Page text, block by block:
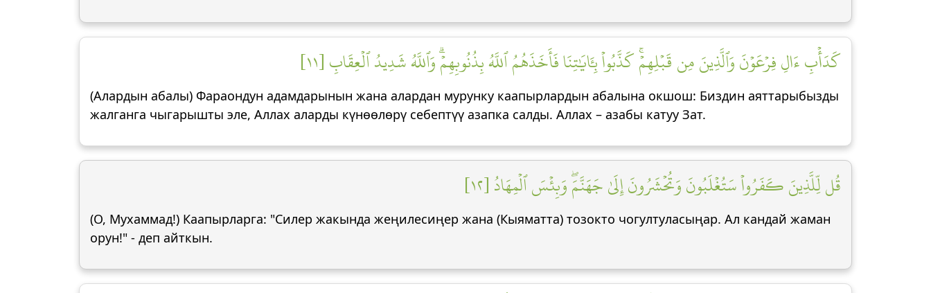
كَدَأۡبِ ءَالِ فِرۡعَوۡنَ وَٱلَّذِينَ مِن قَبۡلِهِمۡۚ كَذَّبُواْ بِـَٔايَٰتِنَا فَأَخَذَهُمُ ٱللَّهُ بِذُنُوبِهِمۡۗ وَٱللَّهُ شَدِيدُ ٱلۡعِقَابِ [١١]
(Алардын абалы) Фараондун адамдарынын жана алардан мурунку каапырлардын абалына окшош: Биздин аяттарыбызды
жалганга чыгарышты эле, Аллах аларды күнөөлөрү себептүү азапка салды. Аллах – азабы катуу Зат.
قُل لِّلَّذِينَ كَفَرُواْ سَتُغۡلَبُونَ وَتُحۡشَرُونَ إِلَىٰ جَهَنَّمَۖ وَبِئۡسَ ٱلۡمِهَادُ [١٢]
(О, Мухаммад!) Каапырларга: "Силер жакында жеңилесиңер жана (Кыяматта) тозокто чогултуласыңар. Ал кандай жаман
орун!" - деп айткын.